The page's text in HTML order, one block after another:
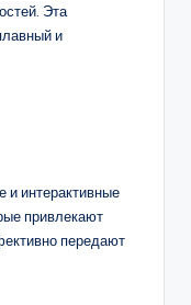
Эта
и
и интерактивные
привлекают
передают